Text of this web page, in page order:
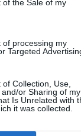
of the Sale of my
of processing my
Targeted
Collection, Use,
or Sharing of my
Is Unrelated with
it was collected.
Hotel Villa Quiete
Gut 7.9/10